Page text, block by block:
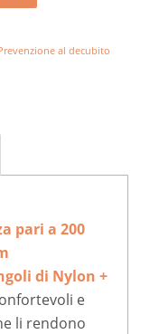
al decubito
pari a 200
di Nylon +
e
li rendono